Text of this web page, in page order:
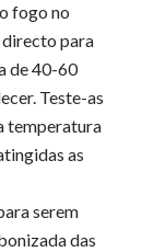
fogo no
para
de 40-60
Teste-as
temperatura
as
serem
das